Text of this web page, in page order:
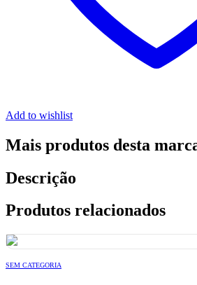
Add to wishlist
Mais produtos desta
Descrição
Produtos relacionados
SEM CATEGORIA